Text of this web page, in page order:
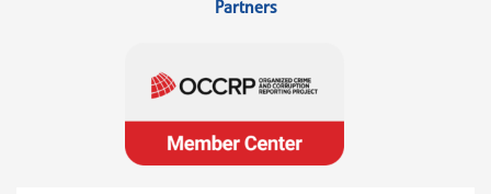
Partners